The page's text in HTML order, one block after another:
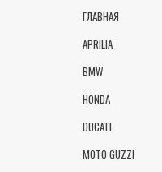
ГЛАВНАЯ
APRILIA
BMW
HONDA
DUCATI
MOTO GUZZI